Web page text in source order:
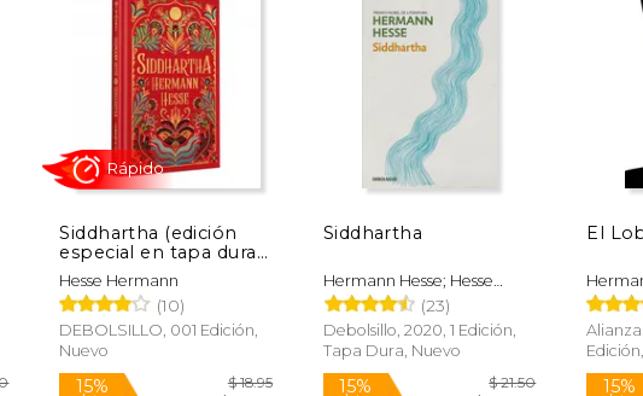
24%
dcto.
15%
dcto.
Siddhartha (edición
especial en tapa dura)
(en spa)
Hesse Hermann
(10)
DEBOLSILLO, 001 Edición,
Nuevo
Siddhartha
Hermann Hesse; Hesse
Hermann
(23)
Debolsillo, 2020, 1 Edición,
Tapa Dura, Nuevo
El
Alianza
Nuevo